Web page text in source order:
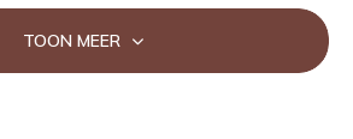
TOON MEER